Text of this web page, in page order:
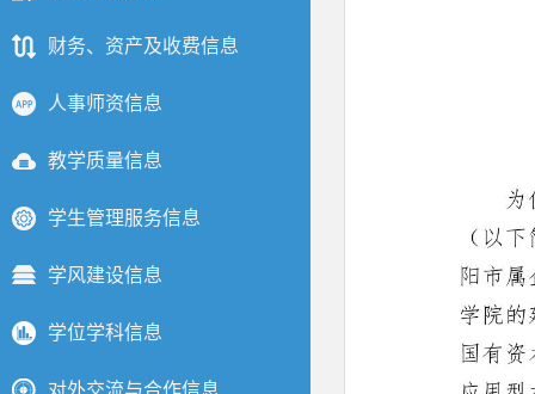
财务、资产及收费信息
人事师资信息
教学质量信息
学生管理服务信息
学风建设信息
学位学科信息
对外交流与合作信息